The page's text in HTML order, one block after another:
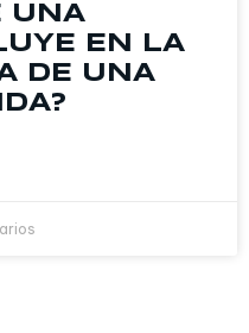
UNA
EN LA
DE UNA